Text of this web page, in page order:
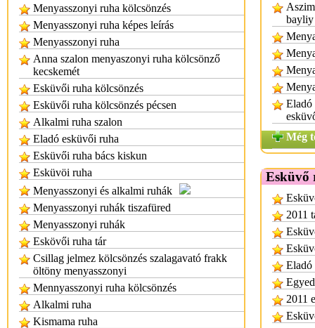
Menyasszonyi ruha kölcsönzés
Menyasszonyi ruha képes leírás
Menyasszonyi ruha
Anna szalon menyaszonyi ruha kölcsönző
kecskemét
Esküvői ruha kölcsönzés
Esküvői ruha kölcsönzés pécsen
Alkalmi ruha szalon
Eladó esküvői ruha
Esküvői ruha bács kiskun
Esküvöi ruha
Menyasszonyi és alkalmi ruhák
Menyasszonyi ruhák tiszafüred
Menyasszonyi ruhák
Eskövői ruha tár
Csillag jelmez kölcsönzés szalagavató frakk
öltöny menyasszonyi
Mennyasszonyi ruha kölcsönzés
Alkalmi ruha
Kismama ruha
bayliy
Eladó
Még
Esküvő
2011
Eladó
2011